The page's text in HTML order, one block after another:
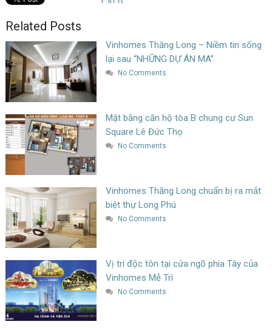
Related Posts
Vinhomes Thăng Long – Niềm tin sống
lại sau “NHỮNG DỰ ÁN MA”
No Comments
Mặt bằng căn hộ tòa B chung cư Sun
Square Lê Đức Thọ
No Comments
Vinhomes Thăng Long chuẩn bị ra mắt
biệt thự Long Phú
No Comments
Vị trí độc tôn tại cửa ngõ phía Tây của
Vinhomes Mễ Trì
No Comments